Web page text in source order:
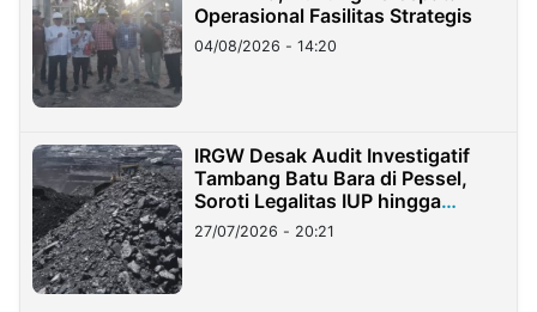
Operasional Fasilitas Strategis
04/08/2026 - 14:20
IRGW Desak Audit Investigatif
Tambang Batu Bara di Pessel,
Soroti Legalitas IUP hingga
Stockpile
27/07/2026 - 20:21